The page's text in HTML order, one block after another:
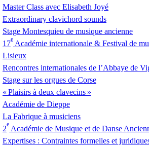
Master Class avec Elisabeth Joyé
Extraordinary clavichord sounds
Stage Montesquieu de musique ancienne
17
e
Académie internationale & Festival de
Lisieux
Rencontres internationales de l’Abbaye de
Stage sur les orgues de Corse
« Plaisirs à deux clavecins »
Académie de Dieppe
La Fabrique à musiciens
2
e
Académie de Musique et de Danse
Expertises : Contraintes formelles et